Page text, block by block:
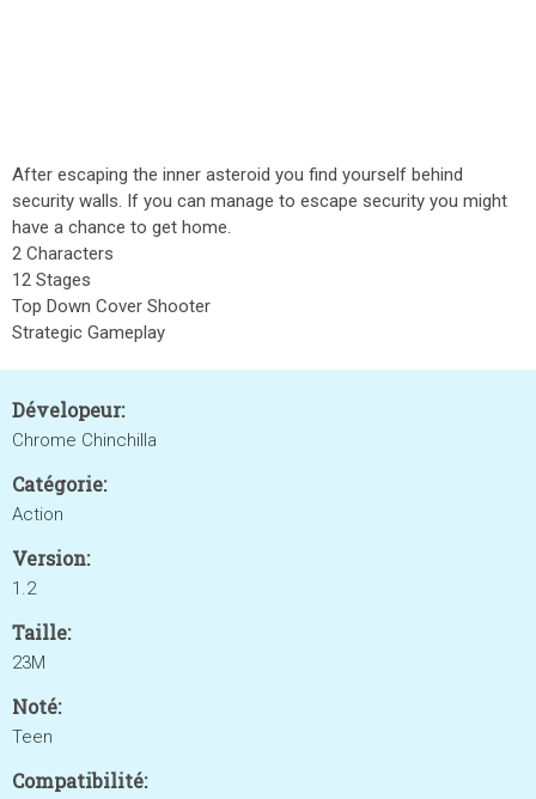
After escaping the inner asteroid you find yourself behind
security walls. If you can manage to escape security you might
have a chance to get home.
2 Characters
12 Stages
Top Down Cover Shooter
Strategic Gameplay
Dévelopeur:
Chrome Chinchilla
Catégorie:
Action
Version:
1.2
Taille:
23M
Noté:
Teen
Compatibilité: